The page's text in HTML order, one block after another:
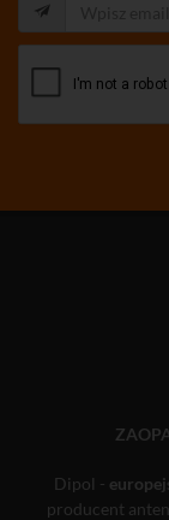
Dipol -
producent